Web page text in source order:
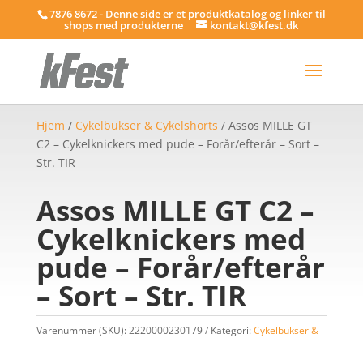
7876 8672 - Denne side er et produktkatalog og linker til
shops med produkterne kontakt@kfest.dk
Hjem / Cykelbukser & Cykelshorts / Assos MILLE GT
C2 – Cykelknickers med pude – Forår/efterår – Sort –
Str. TIR
Assos MILLE GT C2 –
Cykelknickers med
pude – Forår/efterår
– Sort – Str. TIR
Varenummer (SKU):2220000230179 Kategori:Cykelbukser &